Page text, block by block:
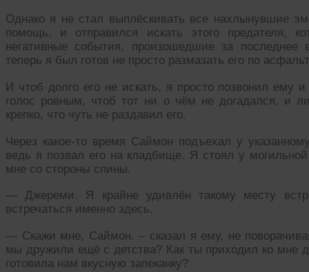
Однако я не стал выплёскивать все нахлынувшие
помощь, и отправился искать этого предателя,
негативные события, произошедшие за
теперь я был готов не просто размазать его по
И чтоб долго его не искать, я просто позвонил ему
голос ровным, чтоб тот ни о чём не догадался, и
крепко, что чуть не раздавил его.
Через какое-то время Саймон подъехал у
ведь я позвал его на кладбище. Я стоял у
мне со стороны спины.
— Джереми. Я крайне удивлён такому месту
встречаться именно здесь.
— Скажи мне, Саймон. – сказал я ему, не
мы дружили ещё с детства? Как ты приходил ко мне
готовила нам вкусную запеканку?